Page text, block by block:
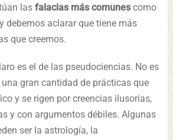
las falacias más comunescomo
debemos aclarar que tiene más
que creemos.
es el de las pseudociencias. No es
gran cantidad de prácticas que
y se rigen por creencias ilusorias,
y con argumentos débiles. Algunas
ser la astrología, la